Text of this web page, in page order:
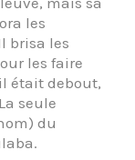
les
brisa les
les faire
était debout,
seule
du